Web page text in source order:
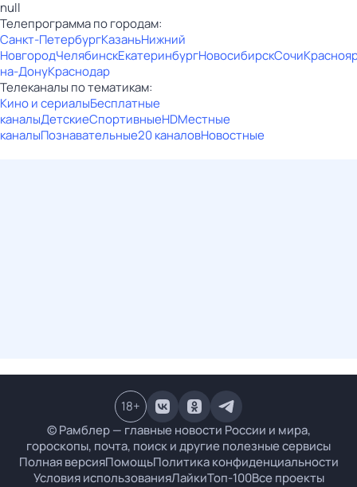
null
Телепрограмма по городам:
Санкт-ПетербургКазаньНижний
НовгородЧелябинскЕкатеринбургНовосибирскСочи
на-ДонуКраснодар
Телеканалы по тематикам:
Кино и сериалыБесплатные
каналыДетскиеСпортивныеHDМестные
каналыПознавательные20 каналовНовостные
© Рамблер — главные новости России и мира,
гороскопы, почта, поиск и другие полезные сервисы
Полная версияПомощьПолитика конфиденциальности
Условия использованияЛайкиТоп-100Все проекты
18+